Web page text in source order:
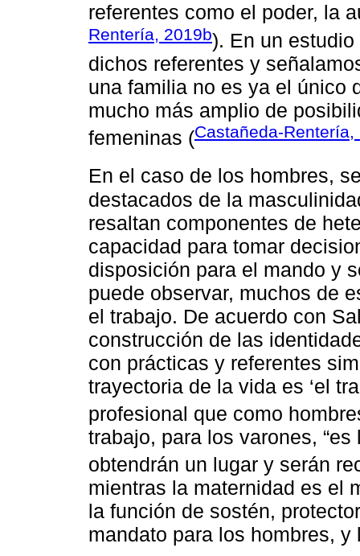
referentes como el poder, la
Rentería, 2019b). En un
dichos referentes y
una familia no es ya el único
mucho más amplio de
femeninas (Castañeda-Rentería,
En el caso de los hombres,
destacados de la
resaltan componentes de
capacidad para tomar
disposición para el mando y
puede observar, muchos de
el trabajo. De acuerdo con
construcción de las
con prácticas y referentes
trayectoria de la vida es ‘el
profesional que como
trabajo, para los varones,
obtendrán un lugar y serán
mientras la maternidad es el
la función de sostén,
mandato para los hombres,